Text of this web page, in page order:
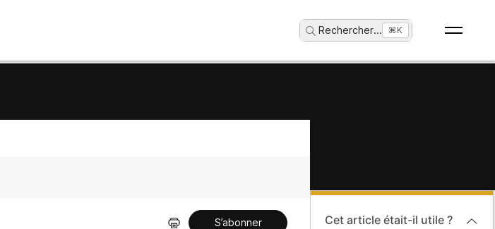
Rechercher... ⌘K
S’abonner Cet article était-il utile ?